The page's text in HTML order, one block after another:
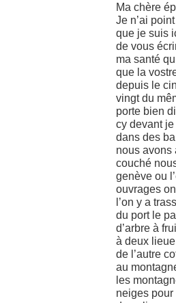
Ma chère
Je n’ai
que je suis
de vous
ma santé
que la
depuis le
vingt du
porte bien
cy devant
dans des
nous avons
couché
genève ou
ouvrages
l’on y a
du port le
d’arbre à
à deux
de l’autre
au
les
neiges